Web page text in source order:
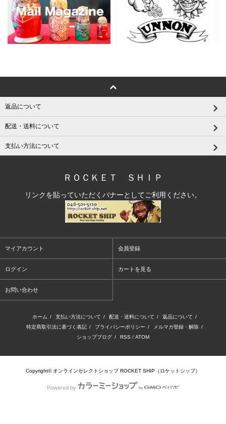
返品について
配送・送料について
支払い方法について
ＲＯＣＫＥＴ ＳＨＩＰ
リンクを貼っていただくバナーとしてご利用ください。
マイアカウント 会員登録
ログイン カートを見る
お問い合わせ
ホーム / 支払い方法について / 配送・送料について / 返品について /
特定商取引法に基づく表記 / プライバシーポリシー / メルマガ登録・解除 /
ショップブログ / RSS / ATOM
Copyright© オンラインセレクトショップ ROCKET SHIP（ロケットシップ）
Powered by